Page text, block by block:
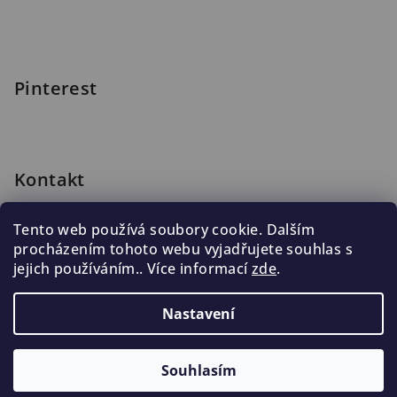
Tento web používá soubory cookie. Dalším
procházením tohoto webu vyjadřujete souhlas s
jejich používáním.. Více informacízde.
Nastavení
Souhlasím
Pinterest
Kontakt
222 316 990
776 019 998, 602 537 625
Vytvořil Shoptet